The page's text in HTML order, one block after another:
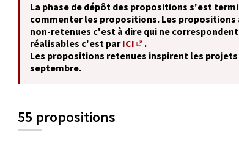
La phase de dépôt des propositions s'est
commenter les propositions. Les
non-retenues c'est à dire qui ne
réalisables c'est parICI
(S'ouvre dans un nouvel
.
Les propositions retenues inspirent les
septembre.
55 propositions